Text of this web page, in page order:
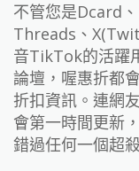
不管您是Dcard
Threads、
音TikTok的活躍
論壇，喔惠折都
折扣資訊。連網
會第一時間更新
錯過任何一個超